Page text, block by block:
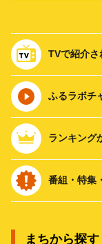
TVで紹介さ
ふるラボチ
ランキング
番組・特集
まちから探す